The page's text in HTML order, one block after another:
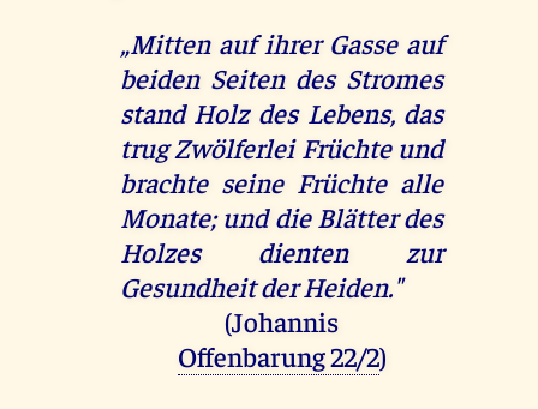
„Mitten auf ihrer Gasse auf
beiden Seiten des Stromes
stand Holz des Lebens, das
trug Zwölferlei Früchte und
brachte seine Früchte alle
Monate; und die Blätter des
Holzes dienten zur
Gesundheit der Heiden."
(Johannis
Offenbarung 22/2)